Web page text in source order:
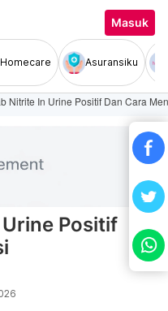
Masuk
Homecare Asuransiku
Nitrite In Urine Positif Dan Cara
Positif